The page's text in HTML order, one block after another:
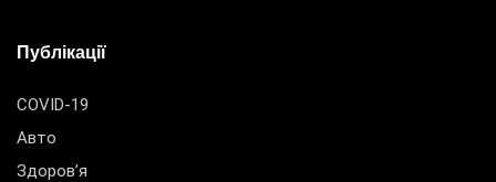
Публікації
COVID-19
Авто
Здоров’я